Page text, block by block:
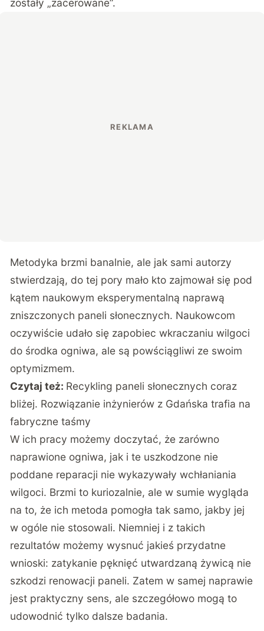
zostały „zacerowane”.
Metodyka brzmi banalnie, ale jak sami autorzy
stwierdzają, do tej pory mało kto zajmował się pod
kątem naukowym eksperymentalną naprawą
zniszczonych paneli słonecznych. Naukowcom
oczywiście udało się zapobiec wkraczaniu wilgoci
do środka ogniwa, ale są powściągliwi ze swoim
optymizmem.
Czytaj też: Recykling paneli słonecznych coraz
bliżej. Rozwiązanie inżynierów z Gdańska trafia na
fabryczne taśmy
W ich pracy możemy doczytać, że zarówno
naprawione ogniwa, jak i te uszkodzone nie
poddane reparacji nie wykazywały wchłaniania
wilgoci. Brzmi to kuriozalnie, ale w sumie wygląda
na to, że ich metoda pomogła tak samo, jakby jej
w ogóle nie stosowali. Niemniej i z takich
rezultatów możemy wysnuć jakieś przydatne
wnioski: zatykanie pęknięć utwardzaną żywicą nie
szkodzi renowacji paneli. Zatem w samej naprawie
jest praktyczny sens, ale szczegółowo mogą to
udowodnić tylko dalsze badania.